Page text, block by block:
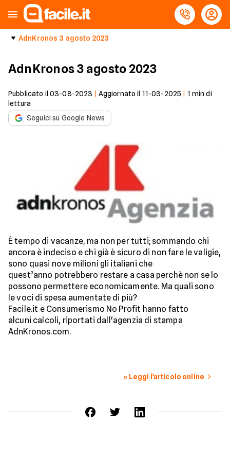
AdnKronos 3 agosto 2023
AdnKronos 3 agosto 2023
Pubblicato il 03-08-2023 Aggiornato il 11-03-2025 1 min di
lettura
Seguici su Google News
È tempo di vacanze, ma non per tutti; sommando chi
ancora è indeciso e chi già è sicuro di non fare le valigie,
sono quasi nove milioni gli italiani che
quest’anno potrebbero restare a casa perchè non se lo
possono permettere economicamente. Ma quali sono
le voci di spesa aumentate di più?
Facile.it e Consumerismo No Profit hanno fatto
alcuni calcoli, riportati dall'agenzia di stampa
AdnKronos.com.
» Leggi l'articolo online